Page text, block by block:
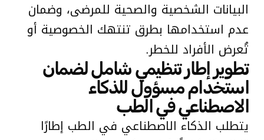
البيانات الشخصية والصحية للمرضى، وضمان
عدم استخدامها بطرق تنتهك الخصوصية أو
تُعرض الأفراد للخطر.
تطوير إطار تنظيمي شامل لضمان
استخدام مسؤول للذكاء
الاصطناعي في الطب
يتطلب الذكاء الاصطناعي في الطب إطارًا